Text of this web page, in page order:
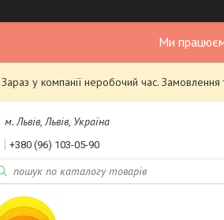
Ми
Зараз у компанії неробочий час.
м. Львів, Львів, Україна
+380 (96) 103-05-90